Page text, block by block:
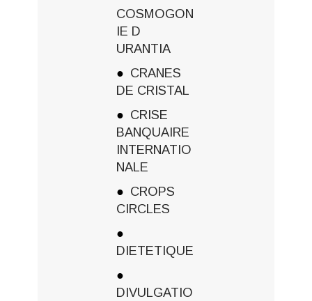
COSMOGON
IE D
URANTIA
CRANES
DE CRISTAL
CRISE
BANQUAIRE
INTERNATIO
NALE
CROPS
CIRCLES
DIETETIQUE
DIVULGATIO